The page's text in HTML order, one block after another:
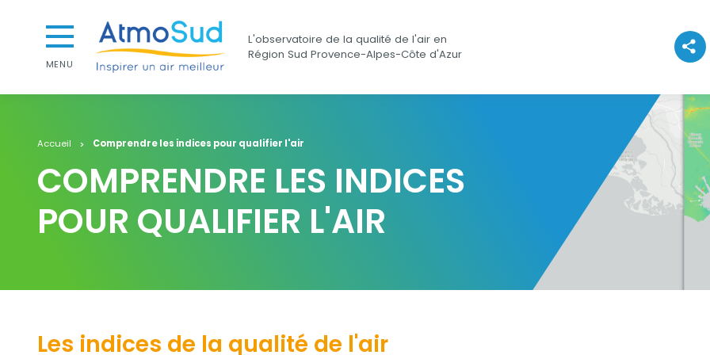
Aller au premier menu de navigation
Aller à la recherche
MENU
AtmoSud
L'observatoire de la qualité de l'air en
Région Sud Provence-Alpes-Côte d'Azur
Voir
Accueil Comprendre les indices pour qualifier l'air
COMPRENDRE LES INDICES
POUR QUALIFIER L'AIR
Contenu
Les indices de la qualité de l'air